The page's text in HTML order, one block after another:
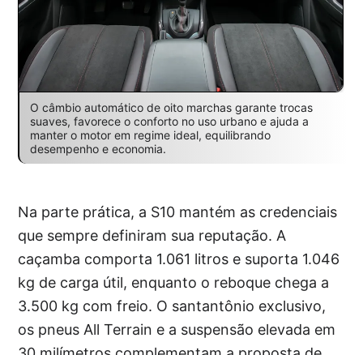
O câmbio automático de oito marchas garante trocas
suaves, favorece o conforto no uso urbano e ajuda a
manter o motor em regime ideal, equilibrando
desempenho e economia.
Na parte prática, a S10 mantém as credenciais
que sempre definiram sua reputação. A
caçamba comporta 1.061 litros e suporta 1.046
kg de carga útil, enquanto o reboque chega a
3.500 kg com freio. O santantônio exclusivo,
os pneus All Terrain e a suspensão elevada em